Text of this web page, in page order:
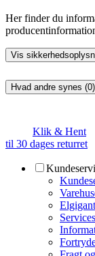
Her finder du
Vis
Hvad andre synes (0)
Klik & Hent
til 30 dages returret
Services